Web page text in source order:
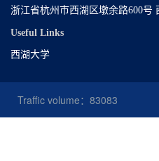
浙江省杭州市西湖区墩余路600号
Useful Links
西湖大学
Traffic volume： 83083